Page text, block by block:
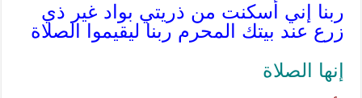
ربنا إني أسكنت من ذريتي بواد غير ذي
زرع عند بيتك المحرم ربنا ليقيموا الصلاة
إنها الصلاة